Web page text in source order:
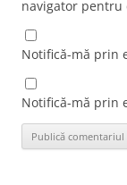
navigator pentru
Notifică-mă prin
Notifică-mă prin